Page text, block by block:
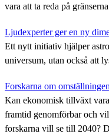
vara att ta reda på
Ljudexperter ger en ny
Ett nytt initiativ hjälper
universum, utan också att
Forskarna om
Kan ekonomisk tillväxt
framtid genomförbar och
forskarna vill se till 2040?